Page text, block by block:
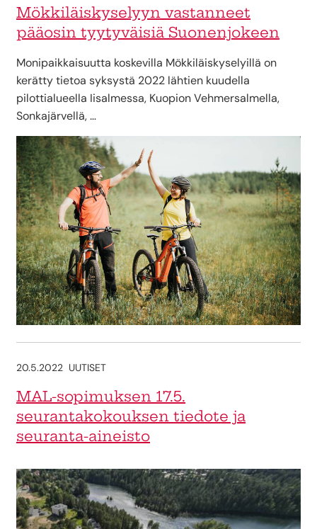
Mökkiläiskyselyyn vastanneet
pääosin tyytyväisiä Suonenjokeen
Monipaikkaisuutta koskevilla Mökkiläiskyselyillä on
kerätty tietoa syksystä 2022 lähtien kuudella
pilottialueella Iisalmessa, Kuopion Vehmersalmella,
Sonkajärvellä, …
20.5.2022 UUTISET
MAL-sopimuksen 17.5.
seurantakokouksen tiedote ja
seuranta-aineisto